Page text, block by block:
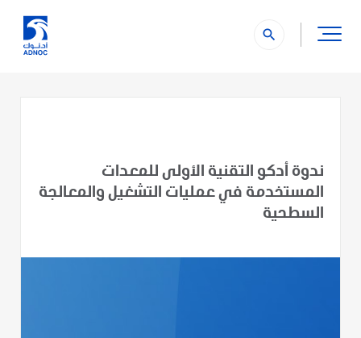
search
ندوة أدكو التقنية الأولى للمعدات
المستخدمة في عمليات التشغيل والمعالجة
السطحية